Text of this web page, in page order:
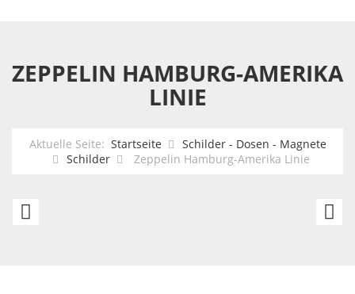
ZEPPELIN HAMBURG-AMERIKA
LINIE
Aktuelle Seite: Startseite
Schilder - Dosen - Magnete
Schilder
Zeppelin Hamburg-Amerika Linie